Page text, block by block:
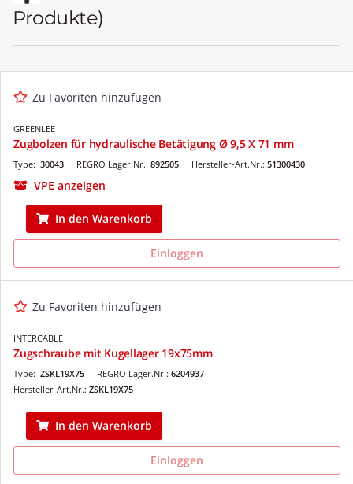
Produkte)
Zu Favoriten hinzufügen
GREENLEE
Zugbolzen für hydraulische Betätigung Ø 9,5 X 71 mm
REGRO Lager.Nr.: 892505
Type: 30043 Hersteller-Art.Nr.: 51300430
VPE anzeigen
In den Warenkorb
Einloggen
Zu Favoriten hinzufügen
INTERCABLE
Zugschraube mit Kugellager 19x75mm
REGRO Lager.Nr.: 6204937
Type: ZSKL19X75
Hersteller-Art.Nr.: ZSKL19X75
In den Warenkorb
Einloggen